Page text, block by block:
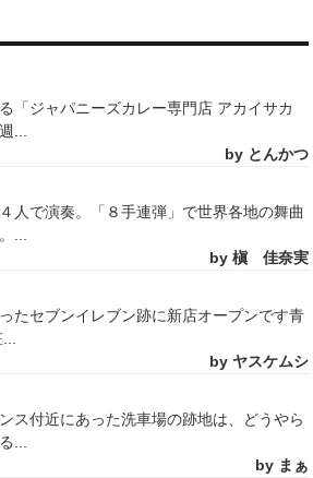
「ジャパニーズカレー専門店 アカイサカ
...
by とんかつ
人で演奏。「８手連弾」で世界各地の舞曲
...
by 槇 佳奈実
たセブンイレブン跡に新店オープンです青
by ヤスケムシ
ス付近にあった洗車場の跡地は、どうやら
...
by まぁ